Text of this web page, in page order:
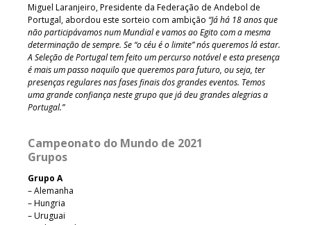
Miguel Laranjeiro, Presidente da Federação de Andebol de
Portugal, abordou este sorteio com ambição “Já há 18 anos que
não participávamos num Mundial e vamos ao Egito com a mesma
determinação de sempre. Se “o céu é o limite” nós queremos lá estar.
A Seleção de Portugal tem feito um percurso notável e esta presença
é mais um passo naquilo que queremos para futuro, ou seja, ter
presenças regulares nas fases finais dos grandes eventos. Temos
uma grande confiança neste grupo que já deu grandes alegrias a
Portugal.”
Campeonato do Mundo de 2021
Grupos
Grupo A
– Alemanha
– Hungria
– Uruguai